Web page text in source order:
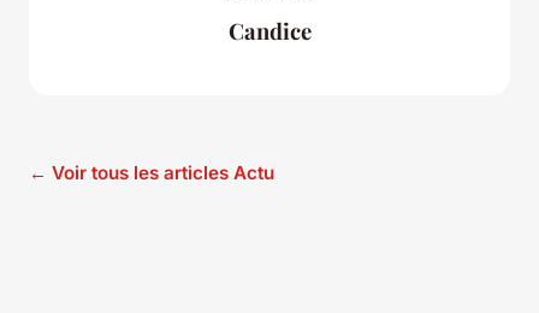
Candice
← Voir tous les articles Actu